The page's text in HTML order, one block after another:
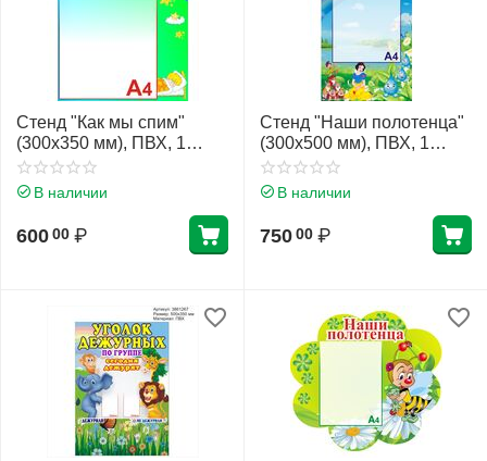
Стенд "Как мы спим"
(300х350 мм), ПВХ, 1
карман А4 (плоский)
В наличии
600 00 ₽
Стенд "Наши полотенца"
(300х500 мм), ПВХ, 1
карман А4 (плоский)
В наличии
750 00 ₽